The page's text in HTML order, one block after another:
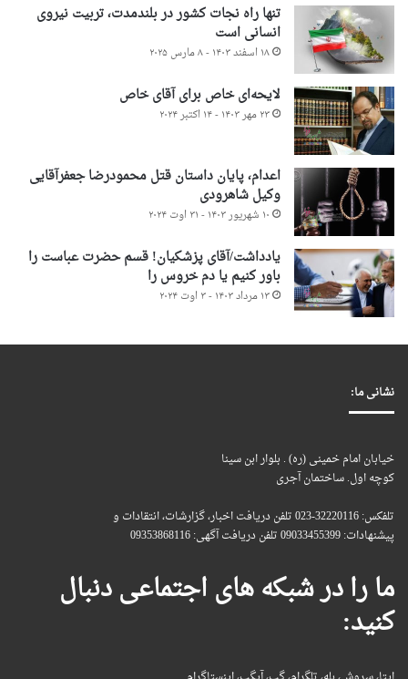
تنها راه نجات کشور در بلندمدت، تربیت نیروی
انسانی است
۱۸ اسفند ۱۴۰۳ - ۸ مارس ۲۰۲۵
لایحه‌ای خاص برای آقای خاص
۲۳ مهر ۱۴۰۳ - ۱۴ اکتبر ۲۰۲۴
اعدام، پایان داستان قتل محمودرضا جعفرآقایی
وکیل شاهرودی
۱۰ شهریور ۱۴۰۳ - ۳۱ اوت ۲۰۲۴
یادداشت/آقای پزشکیان! قسم حضرت عباست را
باور کنیم یا دم خروس را
۱۳ مرداد ۱۴۰۳ - ۳ اوت ۲۰۲۴
نشانی ما:
خیابان امام خمینی (ره) . بلوار ابن سینا
کوچه اول. ساختمان آجری
تلفکس: 32220116-023 تلفن دریافت اخبار، گزارشات، انتقادات و
پیشنهادات: 09033455399 تلفن دریافت آگهی: 09353868116
ما را در شبکه های اجتماعی دنبال
کنید: